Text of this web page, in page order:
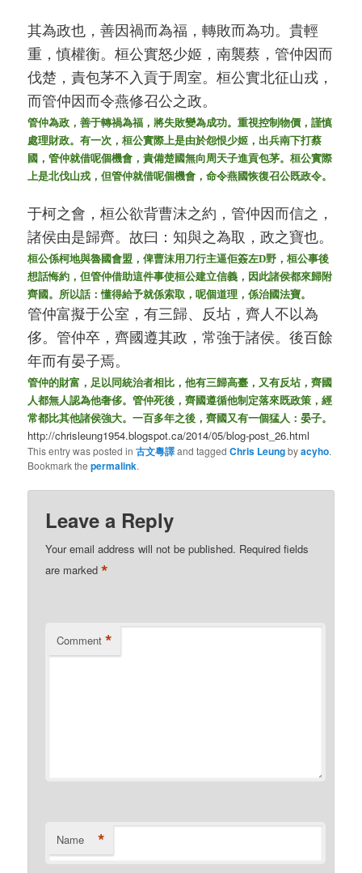
其為政也，善因禍而為福，轉敗而為功。貴輕
重，慎權衡。桓公實怒少姬，南襲蔡，管仲因而
伐楚，責包茅不入貢于周室。桓公實北征山戎，
而管仲因而令燕修召公之政。
管仲為政，善于轉禍為福，將失敗變為成功。重視控制物價，謹慎
處理財政。有一次，桓公實際上是由於怨恨少姬，出兵南下打蔡
國，管仲就借呢個機會，責備楚國無向周天子進貢包茅。桓公實際
上是北伐山戎，但管仲就借呢個機會，命令燕國恢復召公既政令。
于柯之會，桓公欲背曹沫之約，管仲因而信之，
諸侯由是歸齊。故曰：知與之為取，政之寶也。
桓公係柯地與魯國會盟，俾曹沫用刀行主逼佢簽左D野，桓公事後
想話悔約，但管仲借助這件事使桓公建立信義，因此諸侯都來歸附
齊國。所以話：懂得給予就係索取，呢個道理，係治國法寶。
管仲富擬于公室，有三歸、反坫，齊人不以為
侈。管仲卒，齊國遵其政，常強于諸侯。後百餘
年而有晏子焉。
管仲的財富，足以同統治者相比，他有三歸高臺，又有反坫，齊國
人都無人認為他奢侈。管仲死後，齊國遵循他制定落來既政策，經
常都比其他諸侯強大。一百多年之後，齊國又有一個猛人：晏子。
http://chrisleung1954.blogspot.ca/2014/05/blog-post_26.html
This entry was posted in古文粵譯and taggedChris Leungbyacyho.
Bookmark thepermalink.
Leave a Reply
Your email address will not be published. Required fields
are marked*
Comment *
Name *